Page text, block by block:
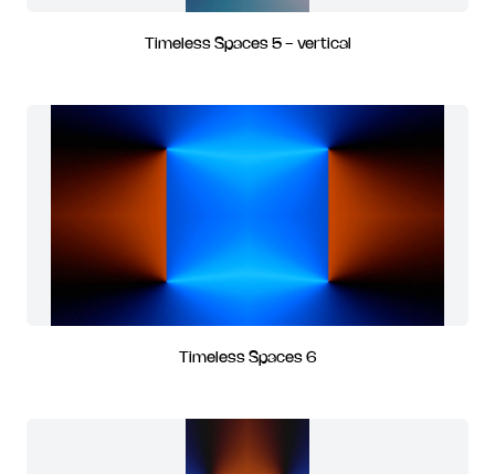
Timeless Spaces 5 - vertical
Timeless Spaces 6